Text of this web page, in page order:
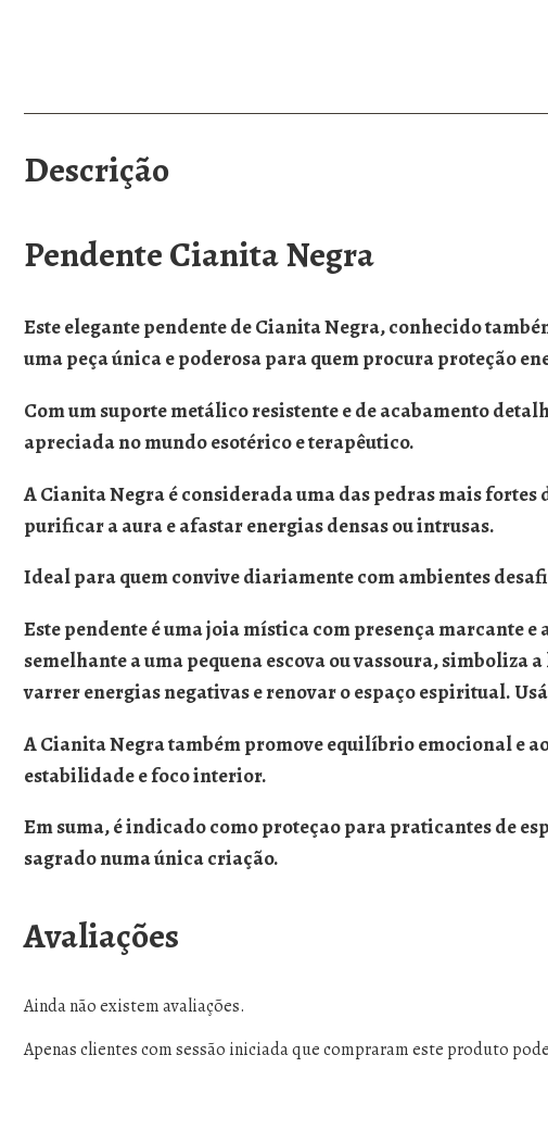
Descrição
Pendente Cianita Negra
Este elegantependente de Cianita Negra, conhecido
uma peça única e poderosa para quem procura proteção
Com um suporte metálico resistente e de acabamento
apreciada no mundo esotérico e terapêutico.
ACianita Negraé considerada uma das pedras mais fortes
purificar a aura e afastar energias densas ou intrusas.
Ideal para quem convive diariamente com ambientes
Este pendente é uma joia mística com presença marcante
semelhante a uma pequena escova ou vassoura,
varrer energias negativas e renovar o espaço espiritual.
A Cianita Negra também promoveequilíbrio emocional e
estabilidade e foco interior.
Em suma, é indicado como proteçao para praticantes de
sagradonuma única criação.
Avaliações
Ainda não existem avaliações.
Apenas clientes com sessão iniciada que compraram este produto